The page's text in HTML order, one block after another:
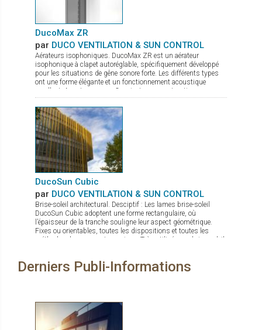
DucoMax ZR
par DUCO VENTILATION & SUN CONTROL
Aérateurs isophoniques. DucoMax ZR est un aérateur
isophonique à clapet autoréglable, spécifiquement développé
pour les situations de gêne sonore forte. Les différents types
ont une forme élégante et un fonctionnement acoustique
excellent. Avantages: Convient aux constructions en
hauteur Quatre profondeurs d’encastrement Convient
aux situations de nuisances sonores élevées Pas de
sifflements en cas de sur ou sous-pressions grâce au clapet
en aluminium à fermeture active Étanchéité au vent et à l’eau
excellente
DucoSun Cubic
par DUCO VENTILATION & SUN CONTROL
Brise-soleil architectural. Desciptif : Les lames brise-soleil
DucoSun Cubic adoptent une forme rectangulaire, où
l’épaisseur de la tranche souligne leur aspect géométrique.
Fixes ou orientables, toutes les dispositions et toutes les
méthodes de pose sont permises. Très utilisées en brise-soleil
Derniers Publi-Informations